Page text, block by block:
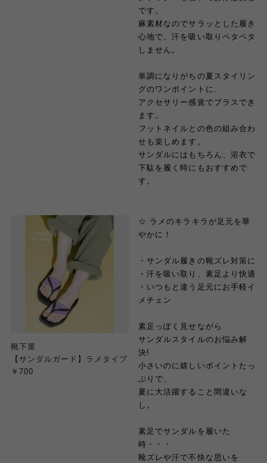
です。
麻素材なのでサラッとした履き
心地で、汗を吸い取りペタペタ
しません。
単調になりがちの夏スタイリン
グのワンポイントに、
アクセサリー感覚でプラスでき
ます。
フットネイルとの色の組み合わ
せも楽しめます。
サンダルにはもちろん、浴衣で
下駄を履く時にもおすすめで
す。
靴下屋
【サンダルガード】ラメタイプ
￥700
☆ ラメのキラキラが足元を華
やかに！
・サンダル履きの靴ズレ対策に
・汗を吸い取り、素足より快適
・いつもと違う足元にお手軽イ
メチェン
素足っぽく見せながら
サンダルスタイルのお悩み解
決!
小さいのに嬉しいポイントたっ
ぷりで、
夏に大活躍すること間違いな
し。
素足でサンダルを履いた
時・・・
靴ズレや汗で不快な思いを